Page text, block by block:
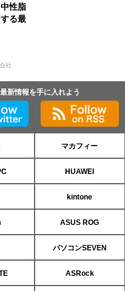
性脂
る最
社
新情報を手に入れよう
マカフィー
HUAWEI
kintone
ASUS ROG
パソコンSEVEN
ASRock